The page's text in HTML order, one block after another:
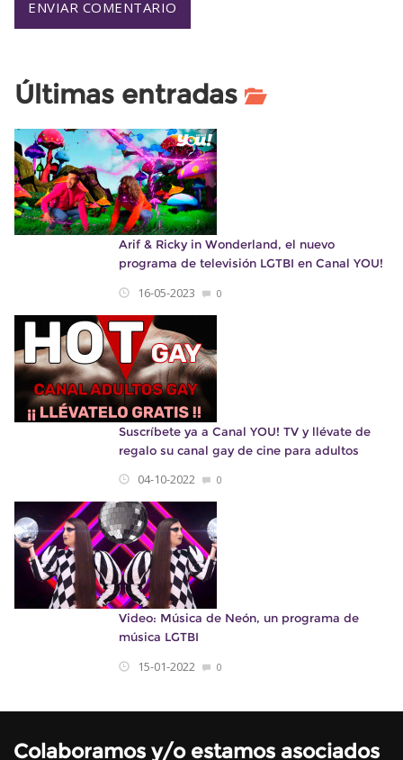
Últimas entradas
Arif & Ricky in Wonderland, el nuevo
programa de televisión LGTBI en Canal YOU!
16-05-2023 0
Suscríbete ya a Canal YOU! TV y llévate de
regalo su canal gay de cine para adultos
04-10-2022 0
Video: Música de Neón, un programa de
música LGTBI
15-01-2022 0
Colaboramos y/o estamos asociados